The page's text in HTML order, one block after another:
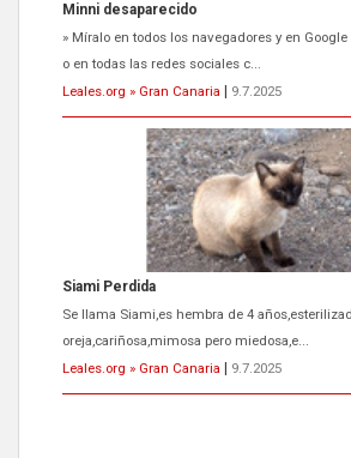
Minni desaparecido
» Míralo en todos los navegadores y en
o en todas las redes sociales c...
Leales.org » Gran Canaria
9.7.2025
Siami Perdida
Se llama Siami,es hembra de 4
oreja,cariñosa,mimosa pero miedosa,e...
Leales.org » Gran Canaria
9.7.2025